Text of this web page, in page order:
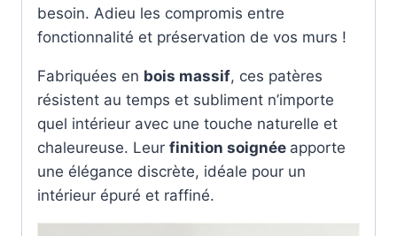
besoin. Adieu les compromis entre
fonctionnalité et préservation de vos murs !
Fabriquées en bois massif, ces patères
résistent au temps et subliment n’importe
quel intérieur avec une touche naturelle et
chaleureuse. Leur finition soignée apporte
une élégance discrète, idéale pour un
intérieur épuré et raffiné.